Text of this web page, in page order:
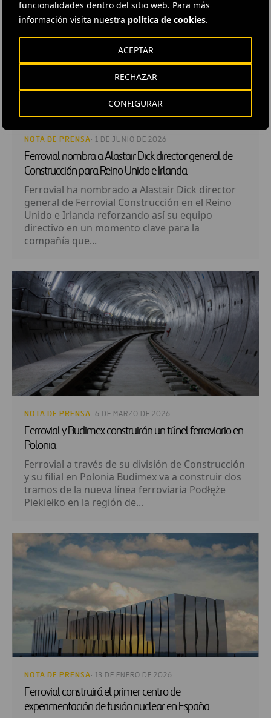
funcionalidades dentro del sitio web. Para más
información visita nuestra política de cookies.
CONFIGURAR
RECHAZAR
ACEPTAR
NOTA DE PRENSA· 1 DE JUNIO DE 2026
Ferrovial nombra a Alastair Dick director general de
Construcción para Reino Unido e Irlanda
Ferrovial ha nombrado a Alastair Dick director
general de Ferrovial Construcción en el Reino
Unido e Irlanda reforzando así su equipo
directivo en un momento clave para la
compañía que...
NOTA DE PRENSA· 6 DE MARZO DE 2026
Ferrovial y Budimex construirán un túnel ferroviario en
Polonia
Ferrovial a través de su división de Construcción
y su filial en Polonia Budimex va a construir dos
tramos de la nueva línea ferroviaria Podłęże
Piekiełko en la región de...
NOTA DE PRENSA· 13 DE ENERO DE 2026
Ferrovial construirá el primer centro de
experimentación de fusión nuclear en España